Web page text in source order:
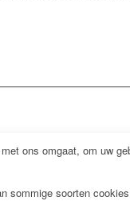
ons omgaat, om uw
sommige soorten